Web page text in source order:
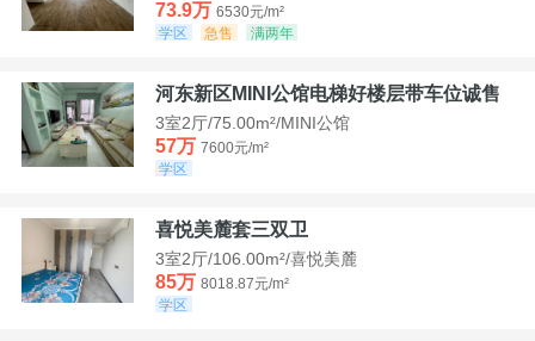
73.9万 6530元/m²
学区
急售 满两年
河东新区MINI公馆电梯好楼层带车位诚售
3室2厅/75.00m²/MINI公馆
57万 7600元/m²
学区
喜悦美麓套三双卫
3室2厅/106.00m²/喜悦美麓
85万 8018.87元/m²
学区